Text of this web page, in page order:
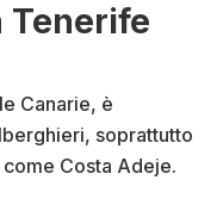
Tenerife
Canarie, è
soprattutto
Costa Adeje.